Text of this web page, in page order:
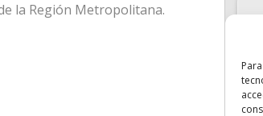
la Región Metropolitana.